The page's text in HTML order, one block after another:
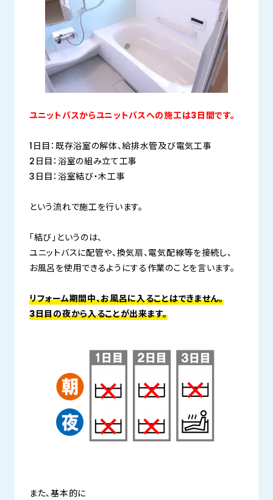
ユニットバスからユニットバスへの施工は3日間です。
1日目：既存浴室の解体、給排水管及び電気工事
2日目：浴室の組み立て工事
3日目：浴室結び・木工事
という流れで施工を行います。
「結び」というのは、
ユニットバスに配管や、換気扇、電気配線等を接続し、
お風呂を使用できるようにする作業のことを言います。
リフォーム期間中、お風呂に入ることはできません。
3日目の夜から入ることが出来ます。
また、基本的に